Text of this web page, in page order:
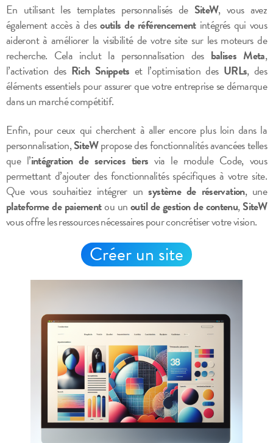
En utilisant les templates personnalisés de SiteW, vous avez
également accès à desoutils de référencementintégrés qui vous
aideront à améliorer la visibilité de votre site sur les moteurs de
recherche. Cela inclut la personnalisation des balises Meta,
l’activation des Rich Snippets et l’optimisation des URLs, des
éléments essentiels pour assurer que votre entreprise se démarque
dans un marché compétitif.
Enfin, pour ceux qui cherchent à aller encore plus loin dans la
personnalisation,SiteWpropose des fonctionnalités avancées telles
que l’intégration de services tiers via le module Code, vous
permettant d’ajouter des fonctionnalités spécifiques à votre site.
Que vous souhaitiez intégrer unsystème de réservation, une
plateforme de paiementou unoutil de gestion de contenu,SiteW
vous offre les ressources nécessaires pour concrétiser votre vision.
Créer un site